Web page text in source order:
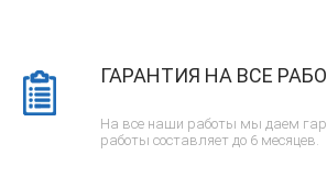
ГАРАНТИЯ НА ВСЕ
На все наши работы мы даем
работы составляет до 6 месяцев.